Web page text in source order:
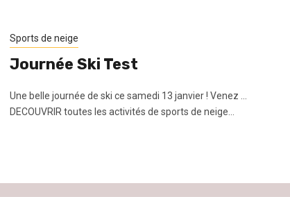
Sports de neige
Journée Ski Test
Une belle journée de ski ce samedi 13 janvier ! Venez ...
DECOUVRIR toutes les activités de sports de neige...